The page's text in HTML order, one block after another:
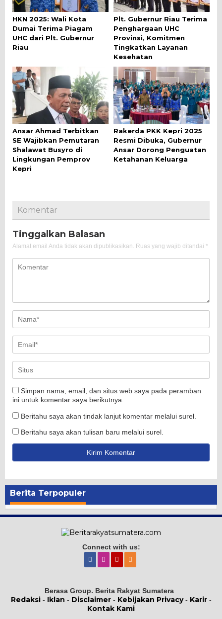
HKN 2025: Wali Kota
Dumai Terima Piagam
UHC dari Plt. Gubernur
Riau
Plt. Gubernur Riau Terima
Penghargaan UHC
Provinsi, Komitmen
Tingkatkan Layanan
Kesehatan
Ansar Ahmad Terbitkan
SE Wajibkan Pemutaran
Shalawat Busyro di
Lingkungan Pemprov
Kepri
Rakerda PKK Kepri 2025
Resmi Dibuka, Gubernur
Ansar Dorong Penguatan
Ketahanan Keluarga
Komentar
Tinggalkan Balasan
Alamat email Anda tidak akan dipublikasikan. Ruas yang wajib ditandai *
Simpan nama, email, dan situs web saya pada peramban
ini untuk komentar saya berikutnya.
Beritahu saya akan tindak lanjut komentar melalui surel.
Beritahu saya akan tulisan baru melalui surel.
Berita Terpopuler
Connect with us:
Berasa Group. Berita Rakyat Sumatera
Redaksi- Iklan - Disclaimer- Kebijakan Privacy- Karir-
Kontak Kami